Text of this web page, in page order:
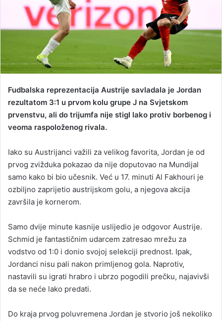
a
l
Fudbalska reprezentacija Austrije savladala je Jordan
rezultatom 3:1 u prvom kolu grupe J na Svjetskom
prvenstvu, ali do trijumfa nije stigl lako protiv borbenog i
veoma raspoloženog rivala.
Iako su Austrijanci važili za velikog favorita, Jordan je od
prvog zvižduka pokazao da nije doputovao na Mundijal
samo kako bi bio učesnik. Već u 17. minuti Al Fakhouri je
ozbiljno zaprijetio austrijskom golu, a njegova akcija
završila je kornerom.
Samo dvije minute kasnije uslijedio je odgovor Austrije.
Schmid je fantastičnim udarcem zatresao mrežu za
vodstvo od 1:0 i donio svojoj selekciji prednost. Ipak,
Jordanci nisu pali nakon primljenog gola. Naprotiv,
nastavili su igrati hrabro i ubrzo pogodili prečku, najavivši
da se neće lako predati.
Do kraja prvog poluvremena Jordan je stvorio još nekoliko